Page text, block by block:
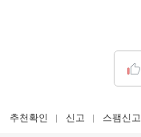
추천확인 신고 스팸신고